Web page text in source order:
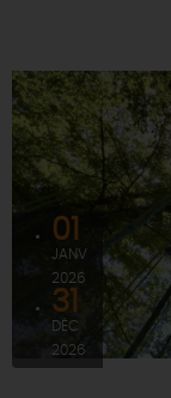
01
JANV
2026
31
DÉC
2026